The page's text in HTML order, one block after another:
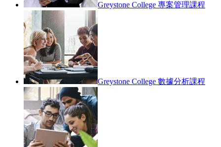
Greystone College 專案管理課程
Greystone College 數據分析課程